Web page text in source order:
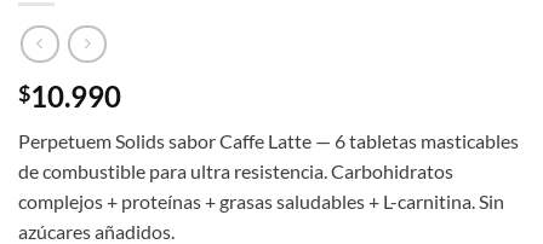
$10.990
Perpetuem Solids sabor Caffe Latte — 6 tabletas masticables
de combustible para ultra resistencia. Carbohidratos
complejos + proteínas + grasas saludables + L-carnitina. Sin
azúcares añadidos.